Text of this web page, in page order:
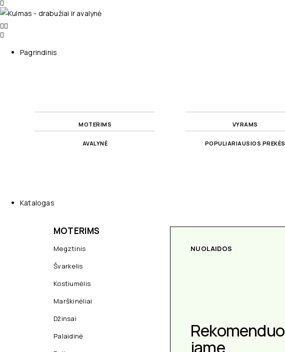
Pagrindinis
MOTERIMS VYRAMS
AVALYNĖ POPULIARIAUSIOS PREKĖS
Katalogas
MOTERIMS
Megztinis
Švarkelis
Kostiumėlis
Marškinėliai
Džinsai
Palaidinė
NUOLAIDOS
Rekomenduo
jame